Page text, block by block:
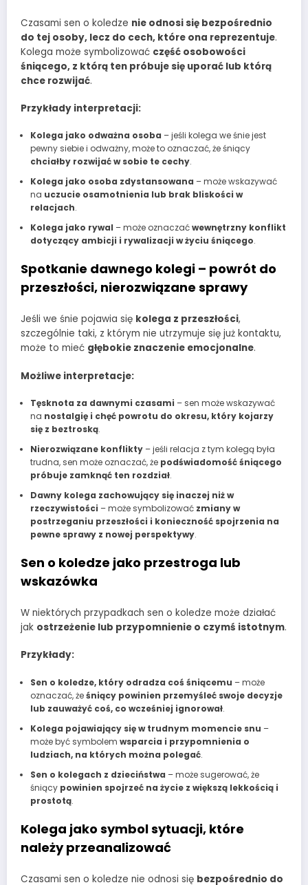
Czasami sen o koledze nie odnosi się bezpośrednio
do tej osoby, lecz do cech, które ona reprezentuje.
Kolega może symbolizować część osobowości
śniącego, z którą ten próbuje się uporać lub którą
chce rozwijać.
Przykłady interpretacji:
Kolega jako odważna osoba – jeśli kolega we śnie jest
pewny siebie i odważny, może to oznaczać, że śniący
chciałby rozwijać w sobie te cechy.
Kolega jako osoba zdystansowana – może wskazywać
na uczucie osamotnienia lub brak bliskości w
relacjach.
Kolega jako rywal – może oznaczaćwewnętrzny konflikt
dotyczący ambicji i rywalizacji w życiu śniącego.
Spotkanie dawnego kolegi – powrót do
przeszłości, nierozwiązane sprawy
Jeśli we śnie pojawia się kolega z przeszłości,
szczególnie taki, z którym nie utrzymuje się już kontaktu,
może to mieć głębokie znaczenie emocjonalne.
Możliwe interpretacje:
Tęsknota za dawnymi czasami – sen może wskazywać
na nostalgię i chęć powrotu do okresu, który kojarzy
się z beztroską.
Nierozwiązane konflikty– jeśli relacja z tym kolegą była
trudna, sen może oznaczać, że podświadomość śniącego
próbuje zamknąć ten rozdział.
Dawny kolega zachowujący się inaczej niż w
rzeczywistości – może symbolizować zmiany w
postrzeganiu przeszłości i konieczność spojrzenia na
pewne sprawy z nowej perspektywy.
Sen o koledze jako przestroga lub
wskazówka
W niektórych przypadkach sen o koledze może działać
jak ostrzeżenie lub przypomnienie o czymś istotnym.
Przykłady:
Sen o koledze, który odradza coś śniącemu – może
oznaczać, żeśniący powinien przemyśleć swoje decyzje
lub zauważyć coś, co wcześniej ignorował.
Kolega pojawiający się w trudnym momencie snu –
może być symbolem wsparcia i przypomnienia o
ludziach, na których można polegać.
Sen o kolegach z dzieciństwa – może sugerować, że
śniący powinien spojrzeć na życie z większą lekkością i
prostotą.
Kolega jako symbol sytuacji, które
należy przeanalizować
Czasami sen o koledze nie odnosi się bezpośrednio do